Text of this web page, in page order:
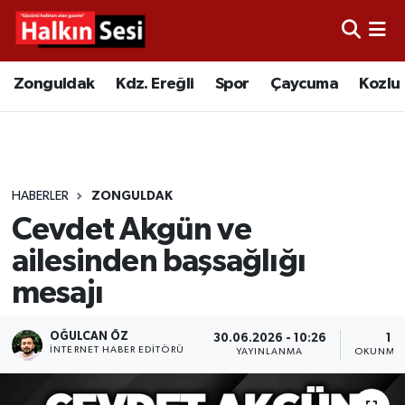
Zonguldak Kdz. Ereğli Spor Çaycuma Kozlu
HABERLER ZONGULDAK
Cevdet Akgün ve
ailesinden başsağlığı
mesajı
OĞULCAN ÖZ
İNTERNET HABER EDITÖRÜ
30.06.2026 - 10:26
YAYINLANMA
1
OKUNMA
Video
Çaycuma
Alaplı
Asayiş
Bartın
Karabük
Merkez Hava Durumu
Tüm Manşetler
Son Dakika Haberleri
Haber Arşivi